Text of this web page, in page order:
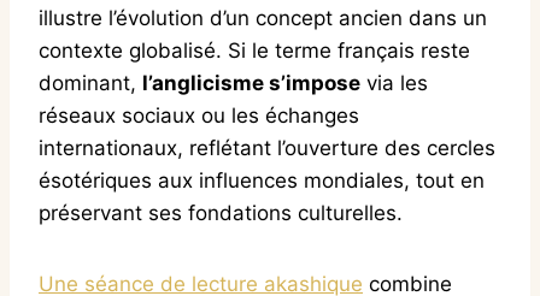
illustre l’évolution d’un concept ancien dans un
contexte globalisé. Si le terme français reste
dominant, l’anglicisme s’impose via les
réseaux sociaux ou les échanges
internationaux, reflétant l’ouverture des cercles
ésotériques aux influences mondiales, tout en
préservant ses fondations culturelles.
Une séance de lecture akashique combine